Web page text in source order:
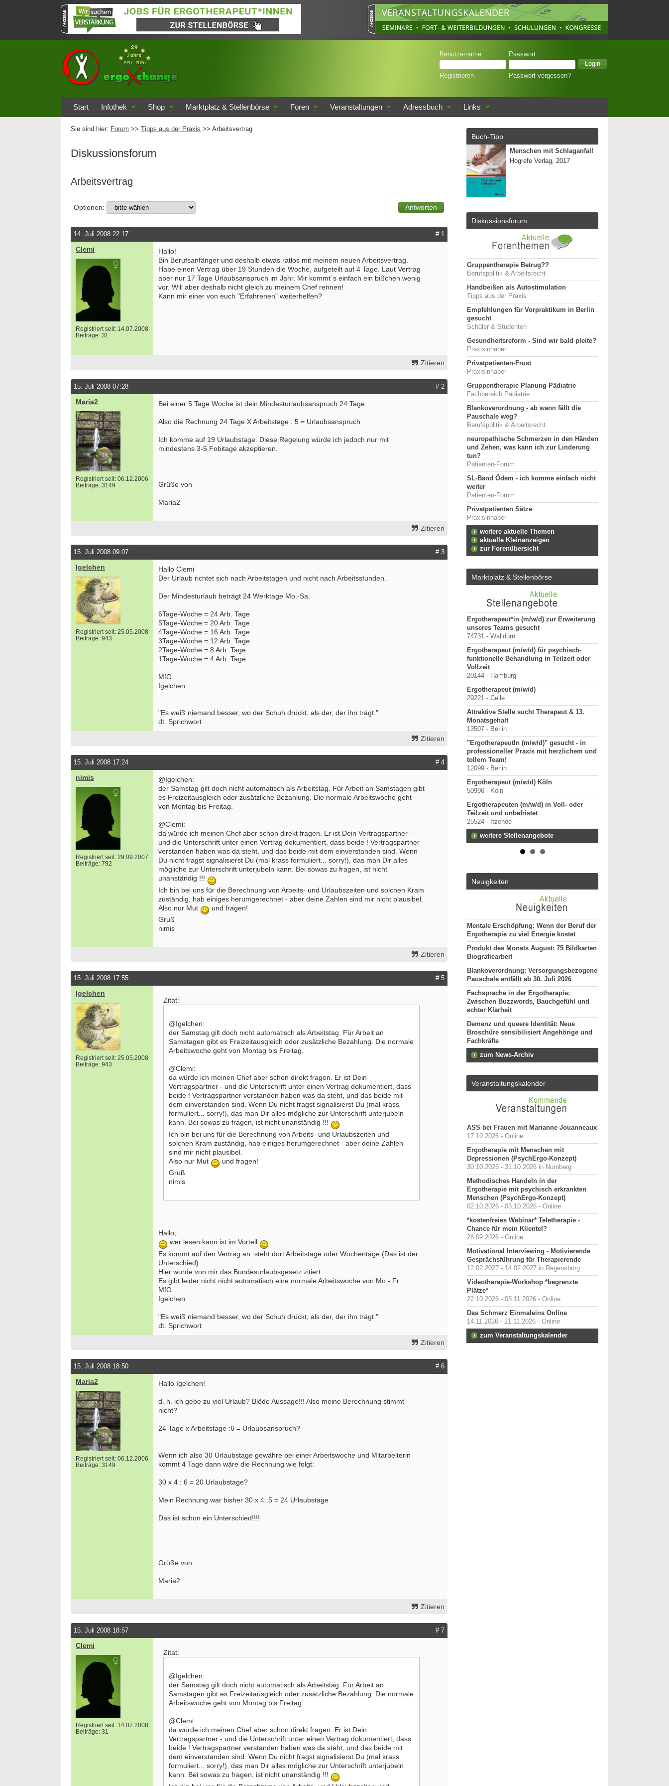
Benutzername Passwort
Registrieren Passwort vergessen?
Start Infothek Shop Marktplatz & Stellenbörse Foren Veranstaltungen Adressbuch Links
Sie sind hier: Forum >> Tipps aus der Praxis >> Arbeitsvertrag
Diskussionsforum
Arbeitsvertrag
Optionen:
14. Juli 2008 22:17 # 1
Clemi
Registriert seit: 14.07.2008
Beiträge: 31
Hallo!
Bin Berufsanfänger und deshalb etwas ratlos mit meinem neuen Arbeitsvertrag.
Habe einen Vertrag über 19 Stunden die Woche, aufgeteilt auf 4 Tage. Laut Vertrag
aber nur 17 Tage Urlaubsanspruch im Jahr. Mir kommt`s einfach ein bißchen wenig
vor. Will aber deshalb nicht gleich zu meinem Chef rennen!
Kann mir einer von euch "Erfahrenen" weiterhelfen?
Zitieren
15. Juli 2008 07:28 # 2
Maria2
Registriert seit: 06.12.2006
Beiträge: 3149
Bei einer 5 Tage Woche ist dein Mindesturlaubsanspruch 24 Tage.
Also die Rechnung 24 Tage X Arbeitstage : 5 = Urlaubsanspruch
Ich komme auf 19 Urlaubstage. Diese Regelung würde ich jedoch nur mit
mindestens 3-5 Fobitage akzeptieren.
Grüße von
Maria2
Zitieren
15. Juli 2008 09:07 # 3
Igelchen
Registriert seit: 25.05.2008
Beiträge: 943
Hallo Clemi
Der Urlaub richtet sich nach Arbeitstagen und nicht nach Arbeitsstunden.
Der Mindesturlaub beträgt 24 Werktage Mo.-Sa.
6Tage-Woche = 24 Arb. Tage
5Tage-Woche = 20 Arb. Tage
4Tage-Woche = 16 Arb. Tage
3Tage-Woche = 12 Arb. Tage
2Tage-Woche = 8 Arb. Tage
1Tage-Woche = 4 Arb. Tage
MfG
Igelchen
"Es weiß niemand besser, wo der Schuh drückt, als der, der ihn trägt."
dt. Sprichwort
Zitieren
15. Juli 2008 17:24 # 4
nimis
Registriert seit: 29.09.2007
Beiträge: 792
@Igelchen:
der Samstag gilt doch nicht automatisch als Arbeitstag. Für Arbeit an Samstagen gibt
es Freizeitausgleich oder zusätzliche Bezahlung. Die normale Arbeitswoche geht
von Montag bis Freitag.
@Clemi:
da würde ich meinen Chef aber schon direkt fragen. Er ist Dein Vertragspartner -
und die Unterschrift unter einen Vertrag dokumentiert, dass beide ! Vertragspartner
verstanden haben was da steht, und das beide mit dem einverstanden sind. Wenn
Du nicht fragst signalisierst Du (mal krass formuliert... sorry!), das man Dir alles
mögliche zur Unterschrift unterjubeln kann. Bei sowas zu fragen, ist nicht
unanständig !!!
Ich bin bei uns für die Berechnung von Arbeits- und Urlaubszeiten und solchen Kram
zuständig, hab einiges herumgerechnet - aber deine Zahlen sind mir nicht plausibel.
Also nur Mut
und fragen!
Gruß
nimis
Zitieren
15. Juli 2008 17:55 # 5
Igelchen
Registriert seit: 25.05.2008
Beiträge: 943
Zitat:
@Igelchen:
der Samstag gilt doch nicht automatisch als Arbeitstag. Für Arbeit an
Samstagen gibt es Freizeitausgleich oder zusätzliche Bezahlung. Die normale
Arbeitswoche geht von Montag bis Freitag.
@Clemi:
da würde ich meinen Chef aber schon direkt fragen. Er ist Dein
Vertragspartner - und die Unterschrift unter einen Vertrag dokumentiert, dass
beide ! Vertragspartner verstanden haben was da steht, und das beide mit
dem einverstanden sind. Wenn Du nicht fragst signalisierst Du (mal krass
formuliert... sorry!), das man Dir alles mögliche zur Unterschrift unterjubeln
kann. Bei sowas zu fragen, ist nicht unanständig !!!
Ich bin bei uns für die Berechnung von Arbeits- und Urlaubszeiten und
solchen Kram zuständig, hab einiges herumgerechnet - aber deine Zahlen
sind mir nicht plausibel.
Also nur Mut
und fragen!
Gruß
nimis
Hallo,
wer lesen kann ist im Vorteil.
Es kommt auf den Vertrag an: steht dort Arbeitstage oder Wochentage.(Das ist der
Unterschied)
Hier wurde von mir das Bundesurlaubsgesetz zitiert.
Es gibt leider nicht nicht automatisch eine normale Arbeitswoche von Mo - Fr
MfG
Igelchen
"Es weiß niemand besser, wo der Schuh drückt, als der, der ihn trägt."
dt. Sprichwort
Zitieren
15. Juli 2008 18:50 # 6
Maria2
Registriert seit: 06.12.2006
Beiträge: 3149
Hallo Igelchen!
d. h. ich gebe zu viel Urlaub? Blöde Aussage!!! Also meine Berechnung stimmt
nicht?
24 Tage x Arbeitstage :6 = Urlaubsanspruch?
Wenn ich also 30 Urlaubstage gewähre bei einer Arbeitswoche und Mitarbeiterin
kommt 4 Tage dann wäre die Rechnung wie folgt:
30 x 4 : 6 = 20 Urlaubstage?
Mein Rechnung war bisher 30 x 4 :5 = 24 Urlaubstage
Das ist schon ein Unterschied!!!!
Grüße von
Maria2
Zitieren
15. Juli 2008 18:57 # 7
Clemi
Registriert seit: 14.07.2008
Beiträge: 31
Zitat:
@Igelchen:
der Samstag gilt doch nicht automatisch als Arbeitstag. Für Arbeit an
Samstagen gibt es Freizeitausgleich oder zusätzliche Bezahlung. Die normale
Arbeitswoche geht von Montag bis Freitag.
@Clemi:
da würde ich meinen Chef aber schon direkt fragen. Er ist Dein
Vertragspartner - und die Unterschrift unter einen Vertrag dokumentiert, dass
beide ! Vertragspartner verstanden haben was da steht, und das beide mit
dem einverstanden sind. Wenn Du nicht fragst signalisierst Du (mal krass
formuliert... sorry!), das man Dir alles mögliche zur Unterschrift unterjubeln
kann. Bei sowas zu fragen, ist nicht unanständig !!!
Buch-Tipp
Menschen mit Schlaganfall
Hogrefe Verlag, 2017
Diskussionsforum
Gruppentherapie Betrug??
Berufspolitik & Arbeitsrecht
Handbeißen als Autostimulation
Tipps aus der Praxis
Empfehlungen für Vorpraktikum in Berlin
gesucht
Schüler & Studenten
Gesundheitsreform - Sind wir bald pleite?
Praxisinhaber
Privatpatienten-Frust
Praxisinhaber
Gruppentherapie Planung Pädiatrie
Fachbereich Pädiatrie
Blankoverordnung - ab wann fällt die
Pauschale weg?
Berufspolitik & Arbeitsrecht
neuropathische Schmerzen in den Händen
und Zehen, was kann ich zur Linderung
tun?
Patienten-Forum
SL-Band Ödem - ich komme einfach nicht
weiter
Patienten-Forum
Privatpatienten Sätze
Praxisinhaber
weitere aktuelle Themen
aktuelle Kleinanzeigen
zur Forenübersicht
Marktplatz & Stellenbörse
Ergotherapeut*in (m/w/d) zur Erweiterung
unseres Teams gesucht
74731 - Walldürn
Ergotherapeut (m/w/d) für psychisch-
funktionelle Behandlung in Teilzeit oder
Vollzeit
20144 - Hamburg
Ergotherapeut (m/w/d)
29221 - Celle
Attraktive Stelle sucht Therapeut & 13.
Monatsgehalt
13507 - Berlin
"ErgotherapeutIn (m/w/d)" gesucht - in
professioneller Praxis mit herzlichem und
tollem Team!
12099 - Berlin
Ergotherapeut (m/w/d) Köln
50996 - Köln
Ergotherapeuten (m/w/d) in Voll- oder
Teilzeit und unbefristet
25524 - Itzehoe
weitere Stellenangebote
Neuigkeiten
Mentale Erschöpfung: Wenn der Beruf der
Ergotherapie zu viel Energie kostet
Produkt des Monats August: 75 Bildkarten
Biografiearbeit
Blankoverordnung: Versorgungsbezogene
Pauschale entfällt ab 30. Juli 2026
Fachsprache in der Ergotherapie:
Zwischen Buzzwords, Bauchgefühl und
echter Klarheit
Demenz und queere Identität: Neue
Broschüre sensibilisiert Angehörige und
Fachkräfte
zum News-Archiv
Veranstaltungskalender
ASS bei Frauen mit Marianne Jouanneaux
17.10.2026 - Online
Ergotherapie mit Menschen mit
Depressionen (PsychErgo-Konzept)
30.10.2026 - 31.10.2026 in Nürnberg
Methodisches Handeln in der
Ergotherapie mit psychisch erkrankten
Menschen (PsychErgo-Konzept)
02.10.2026 - 03.10.2026 - Online
*kostenfreies Webinar* Teletherapie -
Chance für mein Klientel?
28.09.2026 - Online
Motivational Interviewing - Motivierende
Gesprächsführung für Therapierende
12.02.2027 - 14.02.2027 in Regensburg
Videotherapie-Workshop *begrenzte
Plätze*
22.10.2026 - 05.11.2026 - Online
Das Schmerz Einmaleins Online
14.11.2026 - 21.11.2026 - Online
zum Veranstaltungskalender